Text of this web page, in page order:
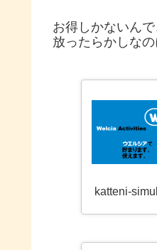
お得しかないん
放ったらかしな
katteni-